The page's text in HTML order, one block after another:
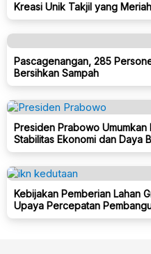
Kreasi Unik Takjil yang
Pascagenangan, 285
Bersihkan Sampah
Presiden Prabowo
Stabilitas Ekonomi dan Daya
Kebijakan Pemberian Lahan
Upaya Percepatan